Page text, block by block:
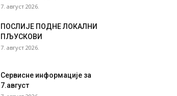
7. август 2026.
ПОСЛИЈЕ ПОДНЕ ЛОКАЛНИ
ПЉУСКОВИ
7. август 2026.
Сервисне информације за
7.август